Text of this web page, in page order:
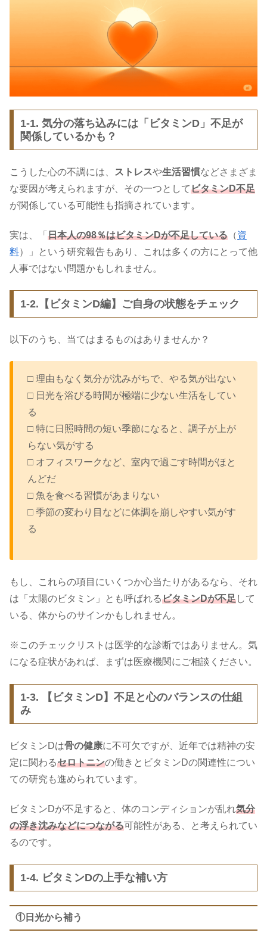
1-1. 気分の落ち込みには「ビタミンD」不足が
関係しているかも？
こうした心の不調には、 ストレスや生活習慣などさまざま
な要因が考えられますが、その一つとしてビタミンD不足
が関係している可能性も指摘されています。
実は、「 日本人の98％はビタミンDが不足している （資
料）」という研究報告もあり、これは多くの方にとって他
人事ではない問題かもしれません。
1-2.【ビタミンD編】ご自身の状態をチェック
以下のうち、当てはまるものはありませんか？
□ 理由もなく気分が沈みがちで、やる気が出ない
□ 日光を浴びる時間が極端に少ない生活をしてい
る
□ 特に日照時間の短い季節になると、調子が上が
らない気がする
□ オフィスワークなど、室内で過ごす時間がほと
んどだ
□ 魚を食べる習慣があまりない
□ 季節の変わり目などに体調を崩しやすい気がす
る
もし、これらの項目にいくつか心当たりがあるなら、それ
は「太陽のビタミン」とも呼ばれるビタミンDが不足して
いる、体からのサインかもしれません。
※このチェックリストは医学的な診断ではありません。気
になる症状があれば、まずは医療機関にご相談ください。
1-3. 【ビタミンD】不足と心のバランスの仕組
み
ビタミンDは骨の健康に不可欠ですが、近年では精神の安
定に関わるセロトニンの働きとビタミンDの関連性につい
ての研究も進められています。
ビタミンDが不足すると、体のコンディションが乱れ気分
の浮き沈みなどにつながる可能性がある、と考えられてい
るのです。
1-4. ビタミンDの上手な補い方
①日光から補う